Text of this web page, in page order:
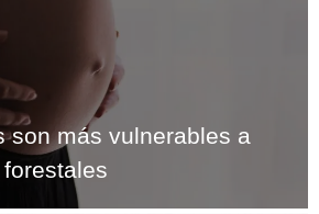
son más vulnerables a